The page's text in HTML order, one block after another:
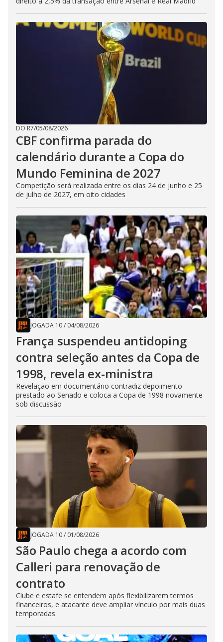
DO R7/05/08/2026
CBF confirma parada do
calendário durante a Copa do
Mundo Feminina de 2027
Competição será realizada entre os dias 24 de junho e 25
de julho de 2027, em oito cidades
JOGADA 10/ 04/08/2026
França suspendeu antidoping
contra seleção antes da Copa de
1998, revela ex-ministra
Revelação em documentário contradiz depoimento
prestado ao Senado e coloca a Copa de 1998 novamente
sob discussão
JOGADA 10/ 01/08/2026
São Paulo chega a acordo com
Calleri para renovação de
contrato
Clube e estafe se entendem após flexibilizarem termos
financeiros, e atacante deve ampliar vínculo por mais duas
temporadas